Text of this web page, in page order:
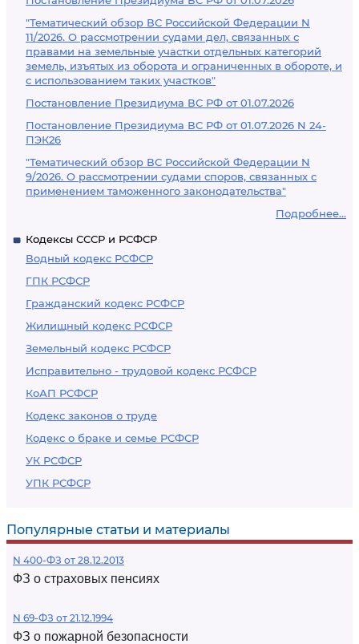
"Тематический обзор ВС Российской Федерации N
11/2026. О рассмотрении судами дел, связанных с
правами на земельные участки отдельных категорий
земель, изъятых из оборота и ограниченных в обороте, и
с использованием таких участков"
Постановление Президиума ВС РФ от 01.07.2026
Постановление Президиума ВС РФ от 01.07.2026 N 24-
ПЭК26
"Тематический обзор ВС Российской Федерации N
9/2026. О рассмотрении судами споров, связанных с
применением таможенного законодательства"
Подробнее...
Кодексы СССР и РСФСР
Водный кодекс РСФСР
ГПК РСФСР
Гражданский кодекс РСФСР
Жилищный кодекс РСФСР
Земельный кодекс РСФСР
Исправительно - трудовой кодекс РСФСР
КоАП РСФСР
Кодекс законов о труде
Кодекс о браке и семье РСФСР
УК РСФСР
УПК РСФСР
Популярные статьи и материалы
N 400-ФЗ от 28.12.2013
ФЗ о страховых пенсиях
N 69-ФЗ от 21.12.1994
ФЗ о пожарной безопасности